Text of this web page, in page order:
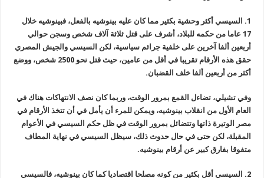
1.
السيسي أكثر وحشية بكثير مما كان عليه بينوشيه بالفعل، فبينوشيه خلال
17 عاما من حكمه للبلاد، أشرف على قتل ثلاثة آلاف شخص وسجن حوالي
أربعين ألفا آخرين على خلفية جرائم سياسية، لكن السيسي والجيش المصري
حقق هذه الأرقام تقريبا في أقل من عامين، حيث قتل نحو 2500 شخص، ووضع
أكثر من أربعين ألفا خلف القضبان.
وفي تشيلي، تضاءل القمع بمرور الوقت، وربما كان نصف الانتهاكات هناك في
العام الأول من انقلاب بينوشيه، ويمكن للمرء أن يأمل في أن تتخذ الأرقام في
مصر الوتيرة ذاتها وتتضائل بمرور الوقت في ظل حكم السيسي في الأعوام
المقبلة، لكن حتى في حال حدوث ذلك، سيظل السيسي في نهاية المطاف
متفوقا بفارق كبير عن أرقام بينوشيه.
2. السيسي أقل بكثير من كونه مصلحا اقتصاديا كما كان بينوشيه، فالسيسي